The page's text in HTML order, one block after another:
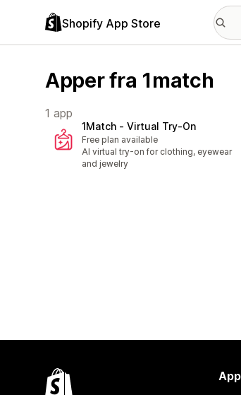
Shopify App Store
Apper fra 1match
1 app
1Match ‑ Virtual Try‑On
Free plan available
AI virtual try-on for clothing, eyewear
and jewelry